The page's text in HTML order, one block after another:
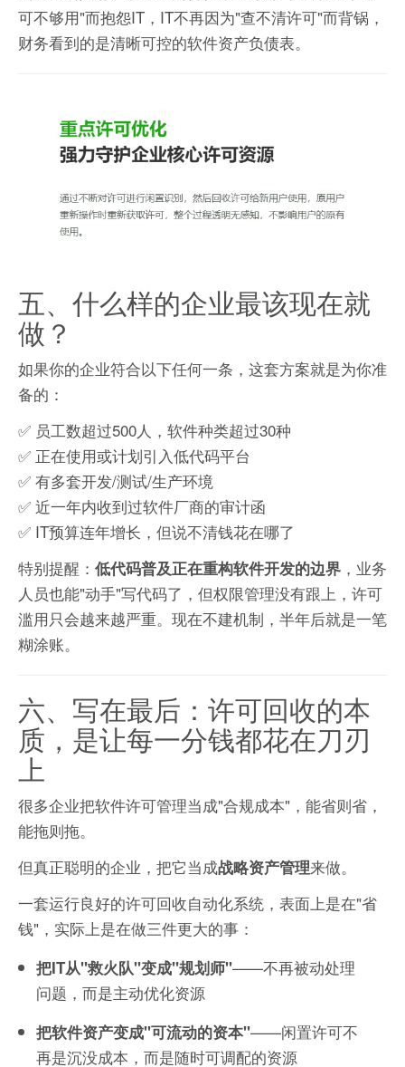
可不够用"而抱怨IT，IT不再因为"查不清许可"而背锅，
财务看到的是清晰可控的软件资产负债表。
五、什么样的企业最该现在就
做？
如果你的企业符合以下任何一条，这套方案就是为你准
备的：
✅ 员工数超过500人，软件种类超过30种
✅ 正在使用或计划引入低代码平台
✅ 有多套开发/测试/生产环境
✅ 近一年内收到过软件厂商的审计函
✅ IT预算连年增长，但说不清钱花在哪了
特别提醒： 低代码普及正在重构软件开发的边界 ，业务
人员也能"动手"写代码了，但权限管理没有跟上，许可
滥用只会越来越严重。现在不建机制，半年后就是一笔
糊涂账。
六、写在最后：许可回收的本
质，是让每一分钱都花在刀刃
上
很多企业把软件许可管理当成"合规成本"，能省则省，
能拖则拖。
但真正聪明的企业，把它当成战略资产管理来做。
一套运行良好的许可回收自动化系统，表面上是在"省
钱"，实际上是在做三件更大的事：
把IT从"救火队"变成"规划师"——不再被动处理
问题，而是主动优化资源
把软件资产变成"可流动的资本"——闲置许可不
再是沉没成本，而是随时可调配的资源